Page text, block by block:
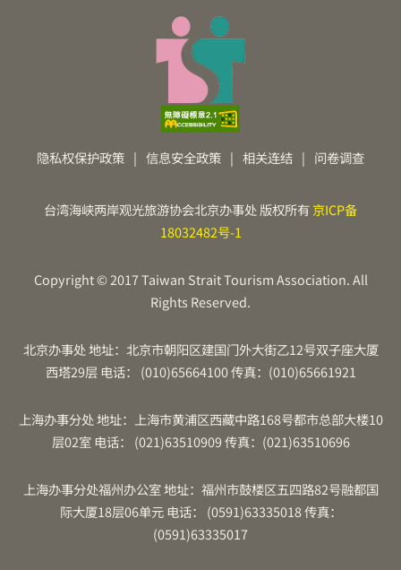
隐私权保护政策 | 信息安全政策 | 相关连结 | 问卷调查
台湾海峡两岸观光旅游协会北京办事处 版权所有京ICP备
18032482号-1
Copyright © 2017 Taiwan Strait Tourism Association. All
Rights Reserved.
北京办事处 地址：北京市朝阳区建国门外大街乙12号双子座大厦
西塔29层 电话： (010)65664100 传真：(010)65661921
上海办事分处 地址：上海市黄浦区西藏中路168号都市总部大楼10
层02室 电话： (021)63510909 传真：(021)63510696
上海办事分处福州办公室 地址：福州市鼓楼区五四路82号融都国
际大厦18层06单元 电话： (0591)63335018 传真：
(0591)63335017